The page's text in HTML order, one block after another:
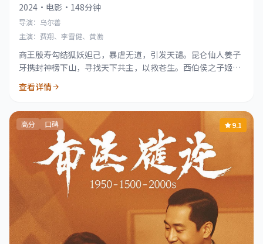
2024 · 电影 · 148分钟
导演：乌尔善
主演：费翔、李雪健、黄渤
商王殷寿勾结狐妖妲己，暴虐无道，引发天谴。昆仑仙人姜子
牙携封神榜下山，寻找天下共主，以救苍生。西伯侯之子姬发
查看详情
高分 口碑 9.1